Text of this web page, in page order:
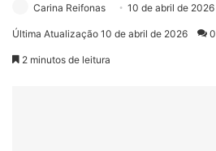
Carina Reifonas 10 de abril de 2026
Última Atualização 10 de abril de 2026 0
2 minutos de leitura